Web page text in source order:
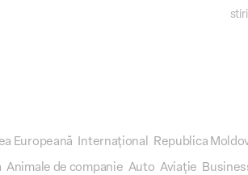
Europeană Internațional Republica
Animale de companie Auto Aviație